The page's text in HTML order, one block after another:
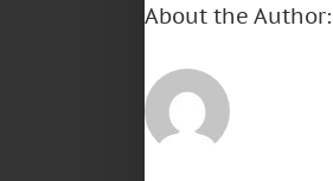
About the Author: